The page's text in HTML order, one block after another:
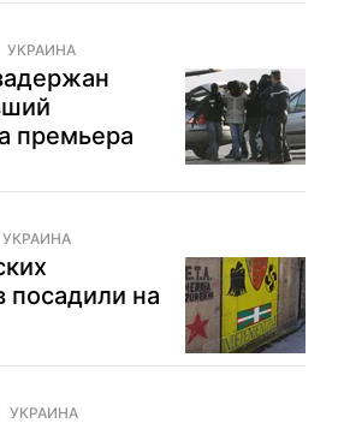
УКРАИНА
премьера
УКРАИНА
посадили на
УКРАИНА